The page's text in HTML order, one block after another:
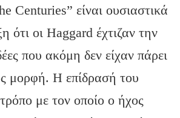
Centuries” είναι ουσιαστικά
ότι οι Haggard έχτιζαν την
που ακόμη δεν είχαν πάρει
μορφή. Η επίδρασή του
με τον οποίο ο ήχος